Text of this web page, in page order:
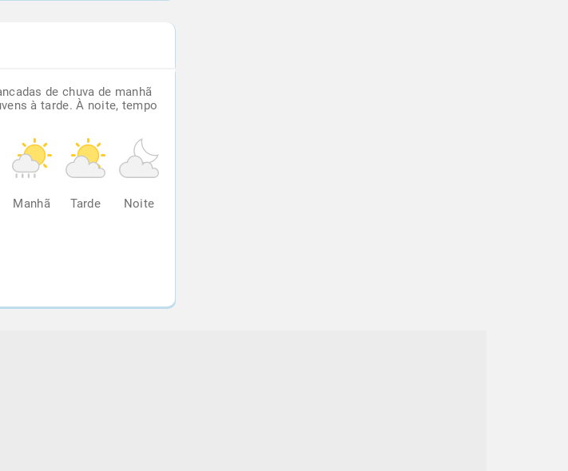
de chuva de manhã
à tarde. À noite, tempo
Manhã Tarde Noite